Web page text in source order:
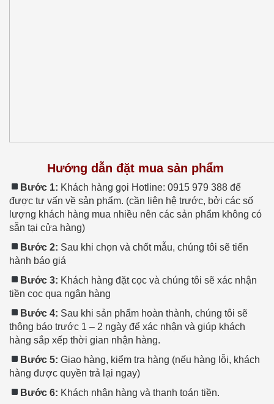
Hướng dẫn đặt mua sản phẩm
Bước 1: Khách hàng gọi Hotline: 0915 979 388 để
được tư vấn về sản phẩm. (cần liên hệ trước, bởi các số
lượng khách hàng mua nhiều nên các sản phẩm không có
sẵn tại cửa hàng)
Bước 2: Sau khi chọn và chốt mẫu, chúng tôi sẽ tiến
hành báo giá
Bước 3: Khách hàng đặt cọc và chúng tôi sẽ xác nhận
tiền cọc qua ngân hàng
Bước 4: Sau khi sản phẩm hoàn thành, chúng tôi sẽ
thông báo trước 1 – 2 ngày để xác nhận và giúp khách
hàng sắp xếp thời gian nhận hàng.
Bước 5: Giao hàng, kiểm tra hàng (nếu hàng lỗi, khách
hàng được quyền trả lại ngay)
Bước 6: Khách nhận hàng và thanh toán tiền.